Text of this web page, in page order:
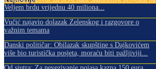
Veljem brdu vrijednu 40 miliona...
Vučić najavio dolazak Zelenskog i razgovore o
važnim temama
Danski političar: Obilazak skupštine s Dajkovićem
više bio turistička posjeta, moraću biti pažljiviji...